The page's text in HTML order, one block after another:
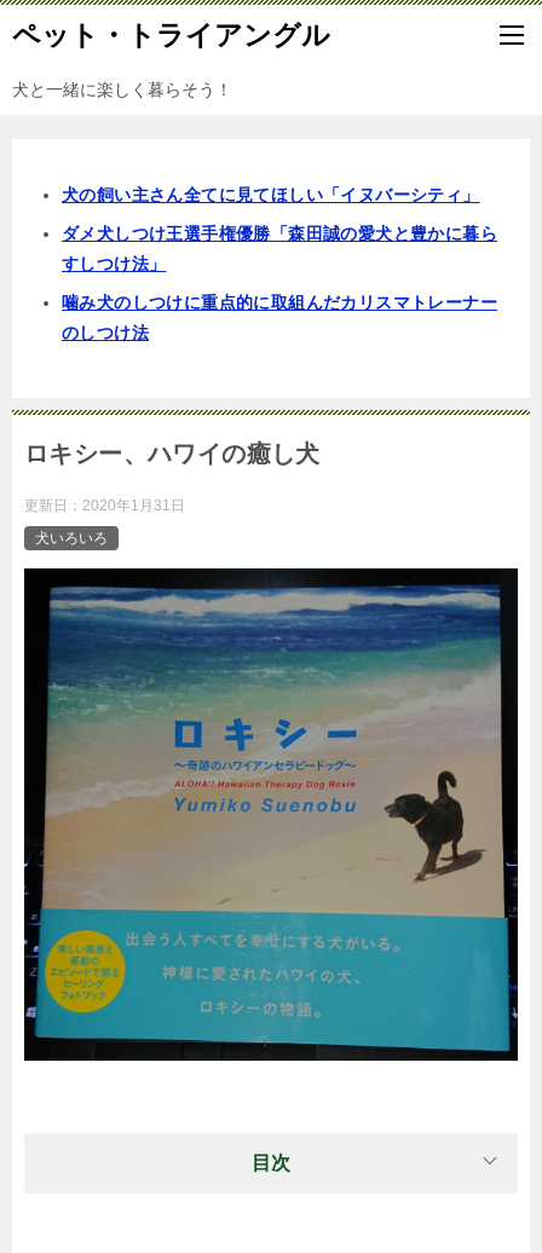
ペット・トライアングル
犬と一緒に楽しく暮らそう！
犬の飼い主さん全てに見てほしい「イヌバーシティ」
ダメ犬しつけ王選手権優勝「森田誠の愛犬と豊かに暮ら
すしつけ法」
噛み犬のしつけに重点的に取組んだカリスマトレーナー
のしつけ法
ロキシー、ハワイの癒し犬
更新日： 2020年1月31日
犬いろいろ
目次